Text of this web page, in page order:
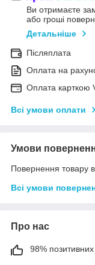
Ви отримаєте
або гроші
Детальніше
Післяплата
Оплата на
Оплата карткою
Всі умови оплати
Умови
Повернення товару
Всі умови
Про нас
98% позитивних